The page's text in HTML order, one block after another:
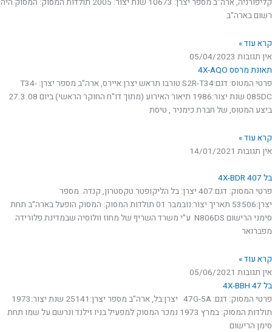
רשום בארה"ב
קרא עוד »
אין תגובות 05/04/2023
תאונת מרסס 4X-AQO
פרטי המטוס: דגם:S2R-T34 טורבו תראש יצרן:איירס, ארה"ב מספר יצרן: T34-
085DC שנת יצור:1986 תיאור האירוע (מתוך דו"ח החוקר הראשי) ביום 27.3.08
ביצע המטוס, של חברת כימניר , טיסת
קרא עוד »
אין תגובות 14/01/2021
בל 407 4X-BDR
פרטי המסוק: דגם:407 יצרן: בל הליקופטר טקסטרון, קנדה. מספר
יצרן:53506 תאריך יצור:נובמבר 01 תולדות המסוק: המסוק הופעל בארה"ב תחת
סימני הרישום N806DS ע"י משרד השריף של מחוז וולוסיה שבמדינת פלורידה
מפברואר
קרא עוד »
אין תגובות 05/06/2021
בל 47 4X-BBH
פרטי המסוק: דגם: 47G-5A יצרן:בל, ארה"ב מספר יצרן:25141 שנת יצור:1973
תולדות המסוק: במרץ 1973 נמכר המסוק למפעיל בניו זילנד ונרשם על שמו תחת
סימן הרישום